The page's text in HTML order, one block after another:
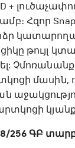
+
Հզոր
թույլ
մասին,
(8/256 ԳԲ